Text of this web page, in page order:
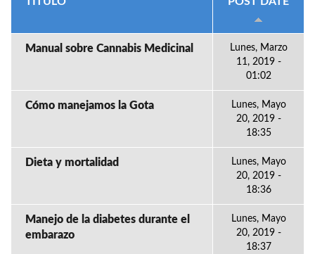
Manual sobre Cannabis Medicinal
Lunes, Marzo
11, 2019 -
01:02
Cómo manejamos la Gota
Lunes, Mayo
20, 2019 -
18:35
Dieta y mortalidad
Lunes, Mayo
20, 2019 -
18:36
Manejo de la diabetes durante el
embarazo
Lunes, Mayo
20, 2019 -
18:37